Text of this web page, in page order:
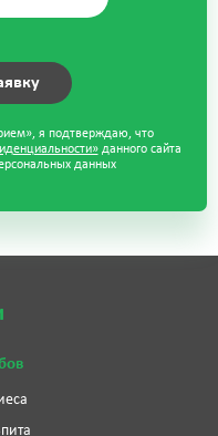
я подтверждаю, что
данного сайта
данных